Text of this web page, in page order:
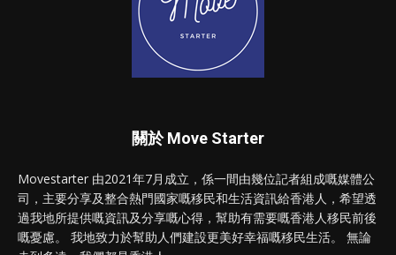
關於 Move Starter
Movestarter 由2021年7月成立，係一間由幾位記者組成嘅媒體公
司，主要分享及整合熱門國家嘅移民和生活資訊給香港人，希望透
過我地所提供嘅資訊及分享嘅心得，幫助有需要嘅香港人移民前後
嘅憂慮。 我地致力於幫助人們建設更美好幸福嘅移民生活。 無論